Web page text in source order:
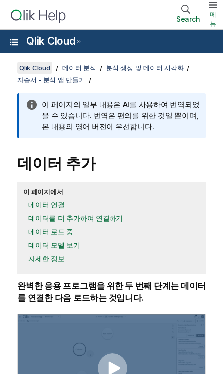
Search
메
뉴
Qlik Cloud ®
Qlik Cloud 데이터 분석
분석 생성 및 데이터 시각화
자습서 - 분석 앱 만들기
이 페이지의 일부 내용은 AI를 사용하여 번역되었
을 수 있습니다. 번역은 편의를 위한 것일 뿐이며,
본 내용의 영어 버전이 우선합니다.
데이터 추가
이 페이지에서
데이터 연결
데이터를 더 추가하여 연결하기
데이터 로드 중
데이터 모델 보기
자세한 정보
완벽한응용 프로그램을 위한 두 번째 단계는 데이터
를 연결한 다음 로드하는 것입니다.